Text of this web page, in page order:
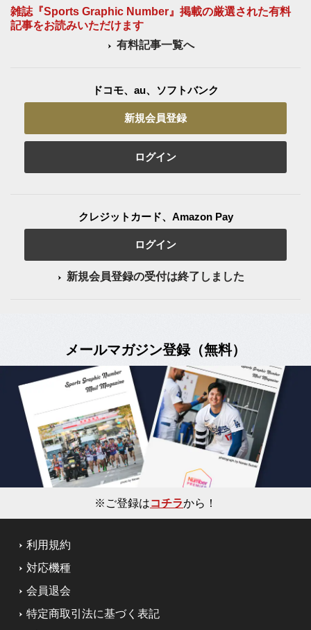
雑誌『Sports Graphic Number』掲載の厳選された有料
記事をお読みいただけます
有料記事一覧へ
ドコモ、au、ソフトバンク
新規会員登録
ログイン
クレジットカード、Amazon Pay
ログイン
新規会員登録の受付は終了しました
メールマガジン登録（無料）
※ご登録はコチラから！
利用規約
対応機種
会員退会
特定商取引法に基づく表記